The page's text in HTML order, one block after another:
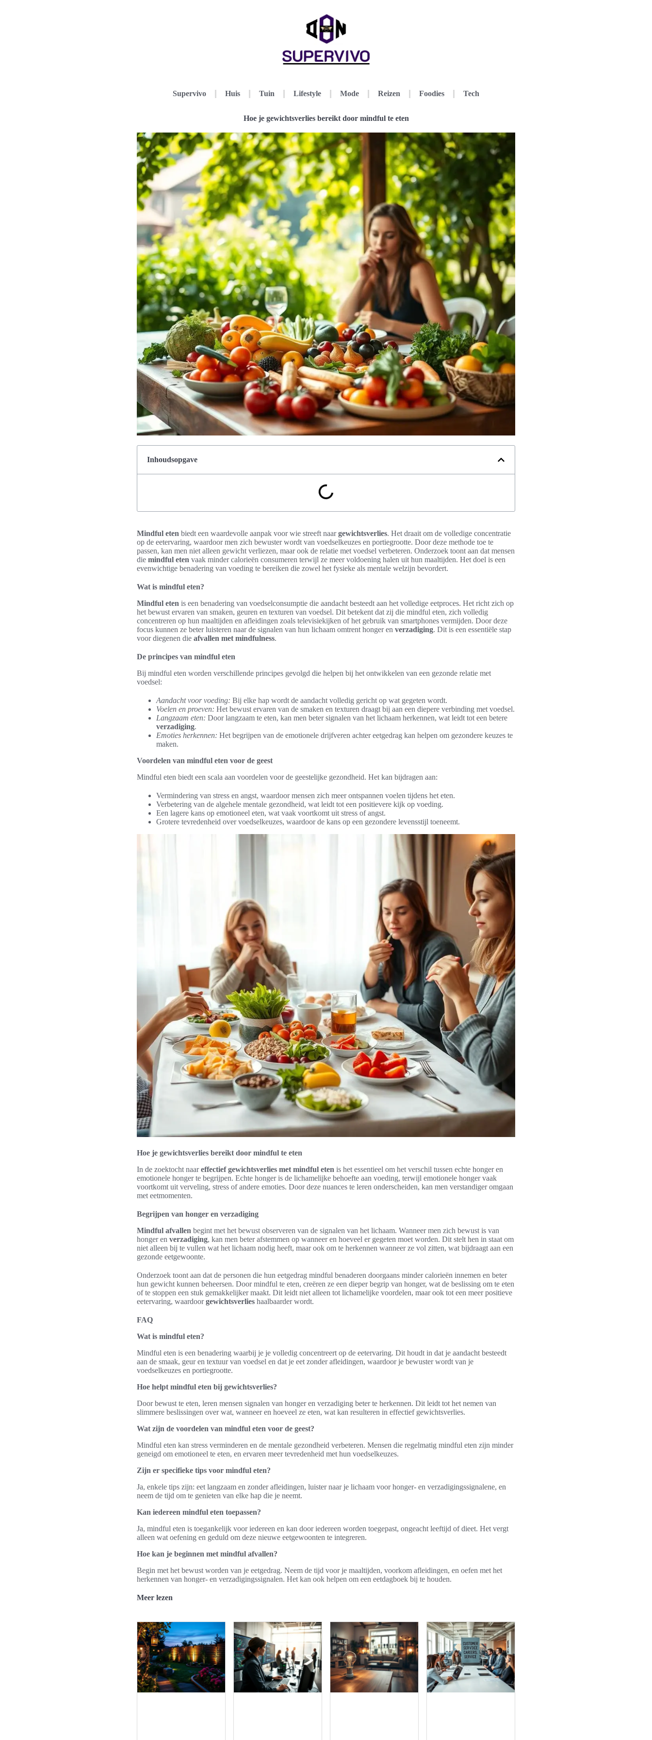
Supervivo Huis Tuin Lifestyle Mode Reizen Foodies Tech
Hoe je gewichtsverlies bereikt door mindful te eten
Inhoudsopgave
Mindful eten biedt een waardevolle aanpak voor wie streeft naargewichtsverlies. Het draait om de volledige concentratie
op de eetervaring, waardoor men zich bewuster wordt van voedselkeuzes en portiegrootte. Door deze methode toe te
passen, kan men niet alleen gewicht verliezen, maar ook de relatie met voedsel verbeteren. Onderzoek toont aan dat mensen
die mindful eten vaak minder calorieën consumeren terwijl ze meer voldoening halen uit hun maaltijden. Het doel is een
evenwichtige benadering van voeding te bereiken die zowel het fysieke als mentale welzijn bevordert.
Wat is mindful eten?
Mindful eten is een benadering van voedselconsumptie die aandacht besteedt aan het volledige eetproces. Het richt zich op
het bewust ervaren van smaken, geuren en texturen van voedsel. Dit betekent dat zij die mindful eten, zich volledig
concentreren op hun maaltijden en afleidingen zoals televisiekijken of het gebruik van smartphones vermijden. Door deze
focus kunnen ze beter luisteren naar de signalen van hun lichaam omtrent honger en verzadiging. Dit is een essentiële stap
voor diegenen die afvallen met mindfulness.
De principes van mindful eten
Bij mindful eten worden verschillende principes gevolgd die helpen bij het ontwikkelen van een gezonde relatie met
voedsel:
Aandacht voor voeding: Bij elke hap wordt de aandacht volledig gericht op wat gegeten wordt.
Voelen en proeven: Het bewust ervaren van de smaken en texturen draagt bij aan een diepere verbinding met voedsel.
Langzaam eten: Door langzaam te eten, kan men beter signalen van het lichaam herkennen, wat leidt tot een betere
verzadiging.
Emoties herkennen: Het begrijpen van de emotionele drijfveren achter eetgedrag kan helpen om gezondere keuzes te
maken.
Voordelen van mindful eten voor de geest
Mindful eten biedt een scala aan voordelen voor de geestelijke gezondheid. Het kan bijdragen aan:
Vermindering van stress en angst, waardoor mensen zich meer ontspannen voelen tijdens het eten.
Verbetering van de algehele mentale gezondheid, wat leidt tot een positievere kijk op voeding.
Een lagere kans op emotioneel eten, wat vaak voortkomt uit stress of angst.
Grotere tevredenheid over voedselkeuzes, waardoor de kans op een gezondere levensstijl toeneemt.
Hoe je gewichtsverlies bereikt door mindful te eten
In de zoektocht naareffectief gewichtsverlies met mindful eten is het essentieel om het verschil tussen echte honger en
emotionele honger te begrijpen. Echte honger is de lichamelijke behoefte aan voeding, terwijl emotionele honger vaak
voortkomt uit verveling, stress of andere emoties. Door deze nuances te leren onderscheiden, kan men verstandiger omgaan
met eetmomenten.
Begrijpen van honger en verzadiging
Mindful afvallen begint met het bewust observeren van de signalen van het lichaam. Wanneer men zich bewust is van
honger en verzadiging, kan men beter afstemmen op wanneer en hoeveel er gegeten moet worden. Dit stelt hen in staat om
niet alleen bij te vullen wat het lichaam nodig heeft, maar ook om te herkennen wanneer ze vol zitten, wat bijdraagt aan een
gezonde eetgewoonte.
Onderzoek toont aan dat de personen die hun eetgedrag mindful benaderen doorgaans minder calorieën innemen en beter
hun gewicht kunnen beheersen. Door mindful te eten, creëren ze een dieper begrip van honger, wat de beslissing om te eten
of te stoppen een stuk gemakkelijker maakt. Dit leidt niet alleen tot lichamelijke voordelen, maar ook tot een meer positieve
eetervaring, waardoorgewichtsverlies haalbaarder wordt.
FAQ
Wat is mindful eten?
Mindful eten is een benadering waarbij je je volledig concentreert op de eetervaring. Dit houdt in dat je aandacht besteedt
aan de smaak, geur en textuur van voedsel en dat je eet zonder afleidingen, waardoor je bewuster wordt van je
voedselkeuzes en portiegrootte.
Hoe helpt mindful eten bij gewichtsverlies?
Door bewust te eten, leren mensen signalen van honger en verzadiging beter te herkennen. Dit leidt tot het nemen van
slimmere beslissingen over wat, wanneer en hoeveel ze eten, wat kan resulteren in effectief gewichtsverlies.
Wat zijn de voordelen van mindful eten voor de geest?
Mindful eten kan stress verminderen en de mentale gezondheid verbeteren. Mensen die regelmatig mindful eten zijn minder
geneigd om emotioneel te eten, en ervaren meer tevredenheid met hun voedselkeuzes.
Zijn er specifieke tips voor mindful eten?
Ja, enkele tips zijn: eet langzaam en zonder afleidingen, luister naar je lichaam voor honger- en verzadigingssignalene, en
neem de tijd om te genieten van elke hap die je neemt.
Kan iedereen mindful eten toepassen?
Ja, mindful eten is toegankelijk voor iedereen en kan door iedereen worden toegepast, ongeacht leeftijd of dieet. Het vergt
alleen wat oefening en geduld om deze nieuwe eetgewoonten te integreren.
Hoe kan je beginnen met mindful afvallen?
Begin met het bewust worden van je eetgedrag. Neem de tijd voor je maaltijden, voorkom afleidingen, en oefen met het
herkennen van honger- en verzadigingssignalen. Het kan ook helpen om een eetdagboek bij te houden.
Meer lezen